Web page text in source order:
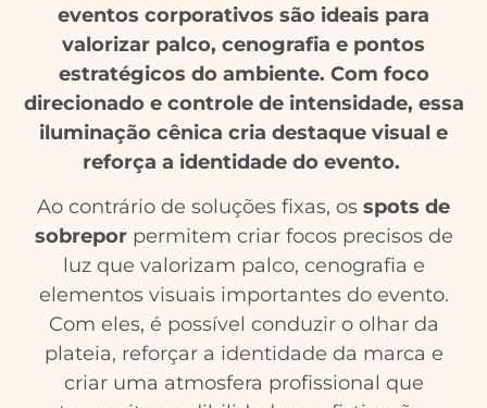
eventos corporativos são ideais para
valorizar palco, cenografia e pontos
estratégicos do ambiente. Com foco
direcionado e controle de intensidade, essa
iluminação cênica cria destaque visual e
reforça a identidade do evento.
Ao contrário de soluções fixas, os spots de
sobrepor permitem criar focos precisos de
luz que valorizam palco, cenografia e
elementos visuais importantes do evento.
Com eles, é possível conduzir o olhar da
plateia, reforçar a identidade da marca e
criar uma atmosfera profissional que